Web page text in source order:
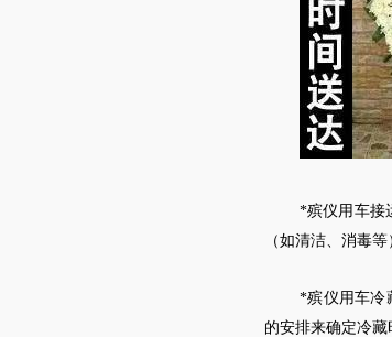
*殡仪用车接
（如清洁、消毒
*殡仪用车冷
的安排来确定冷藏